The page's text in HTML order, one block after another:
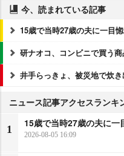
今、読まれている記事
15歳で当時27歳の夫に一目
研ナオコ、コンビニで買う
井手らっきょ、被災地で炊き
ニュース記事アクセスランキ
1
15歳で当時27歳の夫に一
2026-08-05 16:09